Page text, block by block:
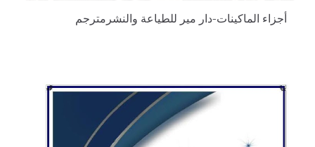
أجزاء الماكينات-دار مير للطياعة والنشرمترجم